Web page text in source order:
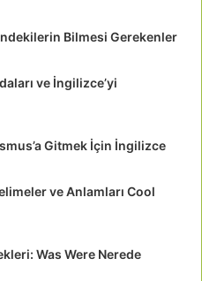
Bilmesi Gerekenler
ve İngilizce’yi
Gitmek İçin İngilizce
ve Anlamları Cool
Was Were Nerede